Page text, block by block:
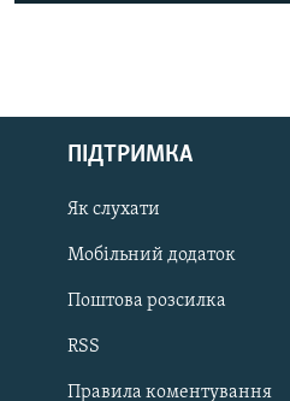
РУС
ДОЛУЧАЙСЯ!
ПІДТРИМКА
Як слухати
Мобільний додаток
Поштова розсилка
RSS
Правила коментування